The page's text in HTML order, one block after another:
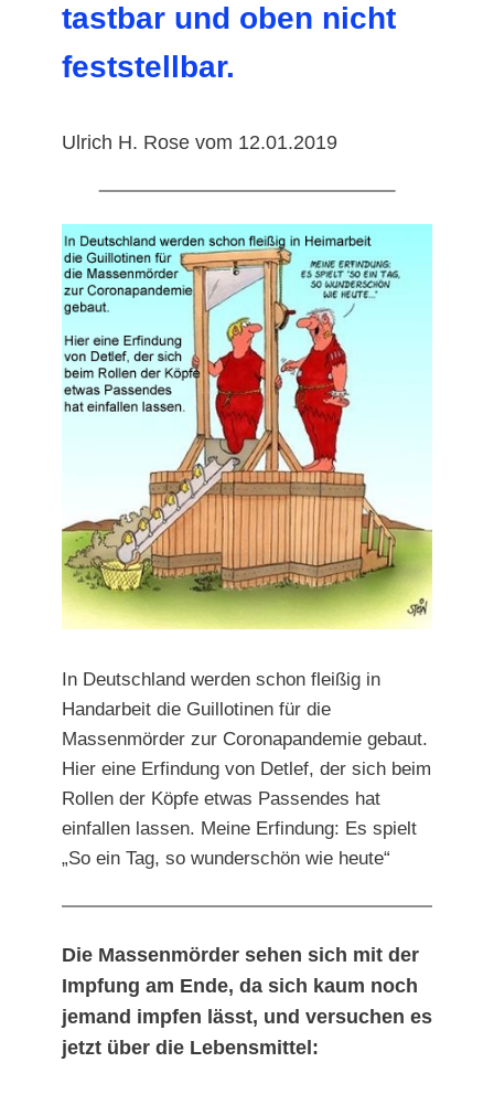
tastbar und oben nicht
feststellbar.
Ulrich H. Rose vom 12.01.2019
In Deutschland werden schon fleißig in
Handarbeit die Guillotinen für die
Massenmörder zur Coronapandemie gebaut.
Hier eine Erfindung von Detlef, der sich beim
Rollen der Köpfe etwas Passendes hat
einfallen lassen. Meine Erfindung: Es spielt
„So ein Tag, so wunderschön wie heute“
Die Massenmörder sehen sich mit der
Impfung am Ende, da sich kaum noch
jemand impfen lässt, und versuchen es
jetzt über die Lebensmittel: